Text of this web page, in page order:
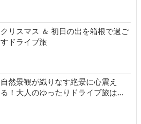
クリスマス ＆ 初日の出を箱根で過ご
すドライブ旅
自然景観が織りなす絶景に心震え
る！大人のゆったりドライブ旅は…